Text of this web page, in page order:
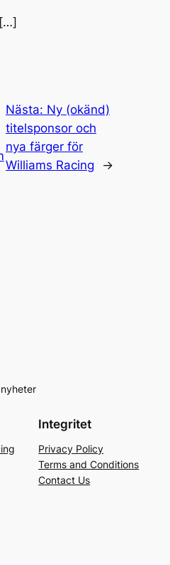
Nästa: Ny (okänd)
titelsponsor och
nya färger för
Williams Racing
→
Integritet
Privacy Policy
Terms and Conditions
Contact Us